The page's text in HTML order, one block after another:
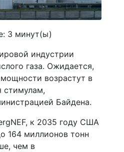
3 минут(ы)
индустрии
газа. Ожидается,
возрастут в
стимулам,
Байдена.
к 2035 году США
164 миллионов тонн
чем в